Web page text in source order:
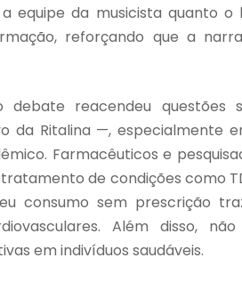
equipe da musicista quanto
reforçando que a
debate reacendeu questões
da Ritalina —, especialmente
Farmacêuticos e
de condições como
consumo sem prescrição
Além disso,
em indivíduos saudáveis.